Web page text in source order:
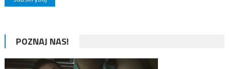
POZNAJ NAS!